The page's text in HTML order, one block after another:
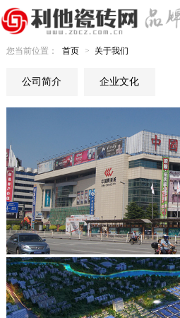
您当前位置： 首页 > 关于我们
公司简介 企业文化